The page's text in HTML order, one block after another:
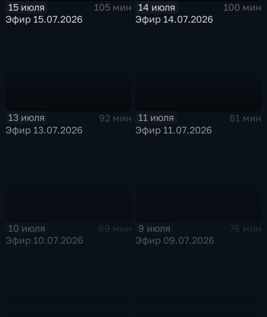
15 июля
105 мин
Эфир 15.07.2026
14 июля
100 мин
Эфир 14.07.2026
13 июля
92 мин
Эфир 13.07.2026
11 июля
61 мин
Эфир 11.07.2026
10 июля
69 мин
Эфир 10.07.2026
9 июля
76 мин
Эфир 09.07.2026